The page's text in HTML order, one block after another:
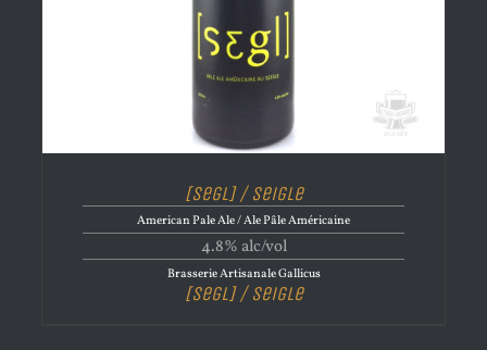
[Segl] / Seigle
American Pale Ale / Ale Pâle Américaine
4.8% alc/vol
Brasserie Artisanale Gallicus
[Segl] / Seigle